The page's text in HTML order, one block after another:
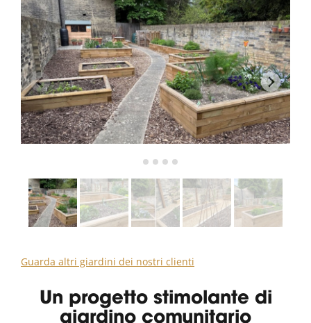
Guarda altri giardini dei nostri clienti
Un progetto stimolante di
giardino comunitario